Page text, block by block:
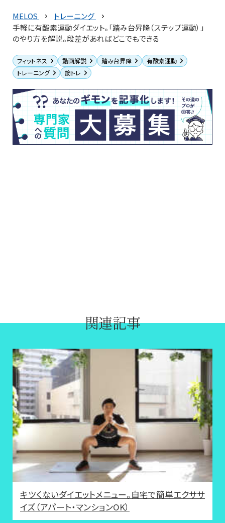
MELOS
トレーニング
手軽に有酸素運動ダイエット。「踏み台昇降（ステップ運動）」
のやり方を解説。段差があればどこでもできる
フィットネス 動画解説 踏み台昇降
有酸素運動
トレーニング
筋トレ
関連記事
キツくないダイエットメニュー。自宅で簡単エクササ
イズ（アパート・マンションOK）